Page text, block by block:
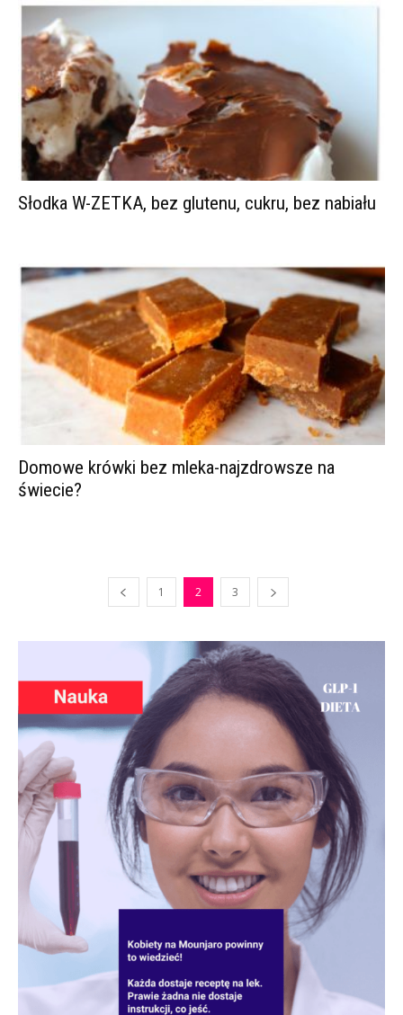
Słodka W-ZETKA, bez glutenu, cukru, bez nabiału
Domowe krówki bez mleka-najzdrowsze na
świecie?
1 2 3